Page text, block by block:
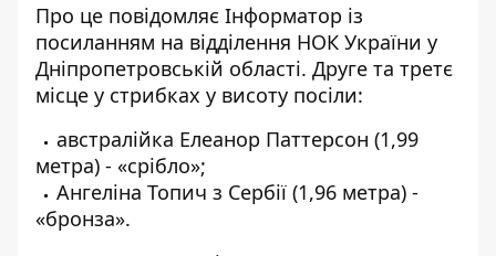
Про це повідомляє Інформатор із
посиланням на відділення НОК України у
Дніпропетровській області. Друге та третє
місце у стрибках у висоту посіли:
австралійка Елеанор Паттерсон (1,99
метра) - «срібло»;
Ангеліна Топич з Сербії (1,96 метра) -
«бронза».